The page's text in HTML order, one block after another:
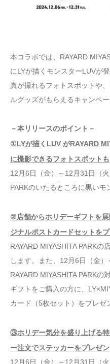
本コラボでは、RAYARD
にLYが描くモンスターLUVが
真が撮れるフォトスポットや
ルグッズがもらえるキャンペ
－本リリースのポイント－
①LYが描くLUV がRAYARD
に撮影できるフォトスポットも
12月6日（金）～12月31日（
PARKのいたるところに黒いモ
②店舗からホリデーギフトを
ジナルポストカードセットを
RAYARD MIYASHITA PARKの
します。また、12月6日（金）
RAYARD MIYASHITA PARK
ギフトをご購入の方に、
カード（5枚セット）をプレゼ
③ホリデー気分を盛り上げる
ー注文でステッカーをプレゼン
12月6日（金）～12月31日（